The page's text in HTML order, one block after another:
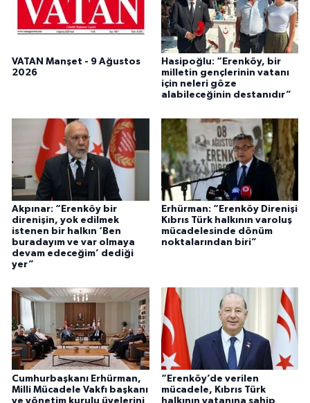
VATAN Manşet - 9 Ağustos
2026
Hasipoğlu: “Erenköy, bir
milletin gençlerinin vatanı
için neleri göze
alabileceğinin destanıdır”
Akpınar: “Erenköy bir
direnişin, yok edilmek
istenen bir halkın ‘Ben
buradayım ve var olmaya
devam edeceğim’ dediği
yer”
Erhürman: “Erenköy Direnişi
Kıbrıs Türk halkının varoluş
mücadelesinde dönüm
noktalarından biri”
Cumhurbaşkanı Erhürman,
Milli Mücadele Vakfı başkanı
ve yönetim kurulu üyelerini
“Erenköy’de verilen
mücadele, Kıbrıs Türk
halkının vatanına sahip